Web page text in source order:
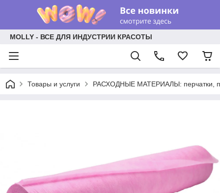
MOLLY - ВСЕ ДЛЯ ИНДУСТРИИ КРАСОТЫ
Товары и услуги РАСХОДНЫЕ МАТЕРИАЛЫ: перчатки,